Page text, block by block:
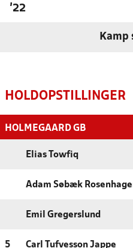
'22
HOLDOPSTILLINGER
HOLMEGAARD GB
Elias Towfiq
Adam Søbæk
Emil Gregerslund
5 Carl Tufvesson Jappe